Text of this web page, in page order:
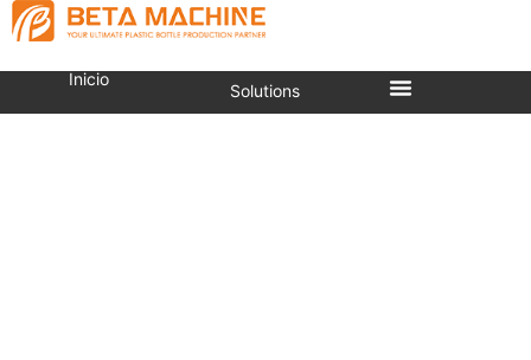
Inicio
Solutions